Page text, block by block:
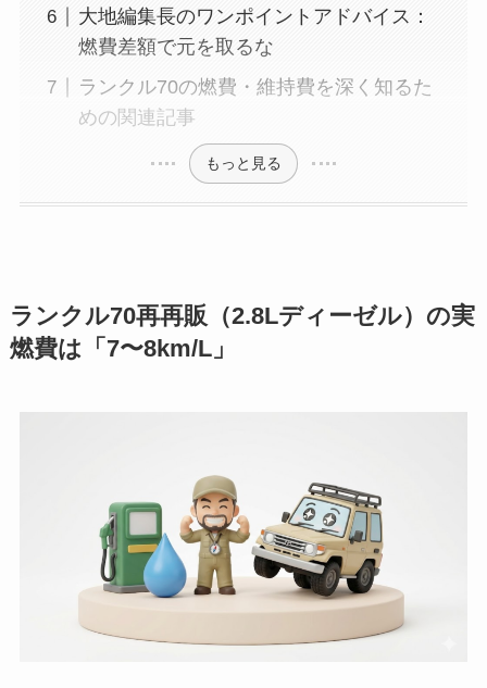
大地編集長のワンポイントアドバイス：
燃費差額で元を取るな
ランクル70の燃費・維持費を深く知るた
めの関連記事
もっと見る
ランクル70再再販（2.8Lディーゼル）の実
燃費は「7〜8km/L」